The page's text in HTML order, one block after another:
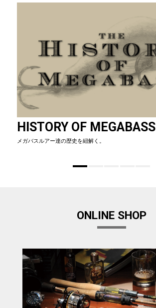
HISTORY OF MEGABASS
メガバスルアー達の歴史を紐解く。
ONLINE SHOP